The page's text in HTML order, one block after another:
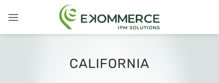
CALIFORNIA